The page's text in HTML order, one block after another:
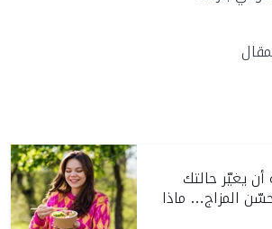
يغيّر حالتك
المزاج… ماذا